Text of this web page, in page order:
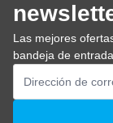
Las mejores
bandeja de entrada.
Dirección de email